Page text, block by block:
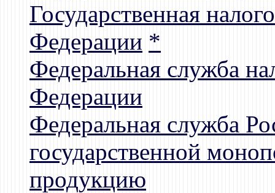
Государственная
Федерации *
Федеральная служба
Федерации
Федеральная служба
государственной
продукцию